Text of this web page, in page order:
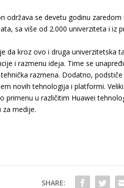
održava se devetu godinu
sa više od 2.000 univerziteta i iz
da kroz ovo i druga univerzitetska
i razmenu ideja. Time se
razmena. Dodatno,
novih tehnologija i platformi.
primenu u različitim Huawei
za medije.
SHARE: